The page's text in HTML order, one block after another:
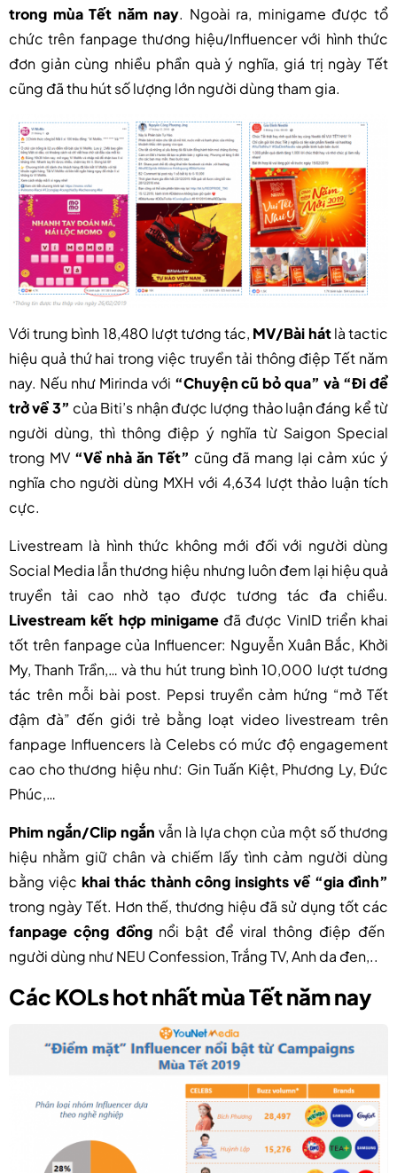
trong mùa Tết năm nay. Ngoài ra, minigame được tổ
chức trên fanpage thương hiệu/Influencer với hình thức
đơn giản cùng nhiều phần quà ý nghĩa, giá trị ngày Tết
cũng đã thu hút số lượng lớn người dùng tham gia.
Với trung bình 18,480 lượt tương tác, MV/Bài hátlà tactic
hiệu quả thứ hai trong việc truyền tải thông điệp Tết năm
nay. Nếu như Mirinda với “Chuyện cũ bỏ qua” và “Đi để
trở về 3” của Biti’s nhận được lượng thảo luận đáng kể từ
người dùng, thì thông điệp ý nghĩa từ Saigon Special
trong MV“Về nhà ăn Tết” cũng đã mang lại cảm xúc ý
nghĩa cho người dùng MXH với 4,634 lượt thảo luận tích
cực.
Livestream là hình thức không mới đối với người dùng
Social Media lẫn thương hiệu nhưng luôn đem lại hiệu quả
truyền tải cao nhờ tạo được tương tác đa chiều.
Livestream kết hợp minigameđã được VinID triển khai
tốt trên fanpage của Influencer: Nguyễn Xuân Bắc, Khởi
My, Thanh Trần,… và thu hút trung bình 10,000 lượt tương
tác trên mỗi bài post. Pepsi truyền cảm hứng “mở Tết
đậm đà” đến giới trẻ bằng loạt video livestream trên
fanpage Influencers là Celebs có mức độ engagement
cao cho thương hiệu như: Gin Tuấn Kiệt, Phương Ly, Đức
Phúc,…
Phim ngắn/Clip ngắn vẫn là lựa chọn của một số thương
hiệu nhằm giữ chân và chiếm lấy tình cảm người dùng
bằng việc khai thác thành công insights về “gia đình”
trong ngày Tết. Hơn thế, thương hiệu đã sử dụng tốt các
fanpage cộng đồngnổi bật để viral thông điệp đến
người dùng như NEU Confession, Trắng TV, Anh da đen,..
Các KOLs hot nhất mùa Tết năm nay